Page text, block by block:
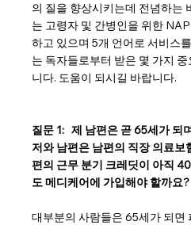
의 질을 향상시키는데 전념하는
는 고령자 및 간병인을 위한
하고 있으며 5개 언어로 서비스
는 독자들로부터 받은 몇 가지
니다. 도움이 되시길 바랍니다.
질문 1:   제 남편은 곧 65세가
저와 남편은 남편의 직장 의료
편의 근무 분기 크레딧이 아직
도 메디케어에 가입해야 할까요?
대부분의 사람들은 65세가 되면